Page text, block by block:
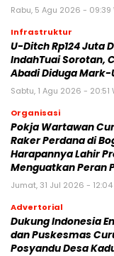
Rabu, 5 Agu 2026 - 09:39
Infrastruktur
U-Ditch Rp124 Juta
IndahTuai Sorotan,
Abadi Diduga Mark-
Sabtu, 1 Agu 2026 - 20:51
Organisasi
Pokja Wartawan
Raker Perdana di
Harapannya Lahir
Menguatkan Peran
Jumat, 31 Jul 2026 - 12:04
Advertorial
‎Dukung Indonesia
dan Puskesmas
Posyandu Desa